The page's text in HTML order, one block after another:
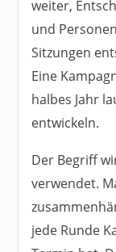
weiter,
und
Sitzungen
Eine
halbes Jahr
entwickeln.
Der Begriff
verwendet.
jede Runde